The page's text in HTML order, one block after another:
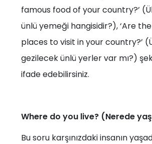
famous food of your country?’
ünlü yemeği hangisidir?), ‘Are
places to visit in your country?’
gezilecek ünlü yerler var mı?)
ifade edebilirsiniz.
Where do you live? (Nerede
Bu soru karşınızdaki insanın